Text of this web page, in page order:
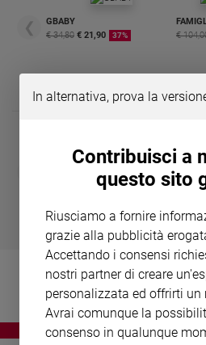
Chiesa
spiritualità
Società
e
❮
GBABY
€ 34,80 € 21,90 37%
€
LE GRANDI BASILICHE ITALIANE
- VOL DA 1 AL 5
€ 8,90
In alternativa, prova la
Contribuisci a
questo sito
Riusciamo a fornire
grazie alla pubblicità
Accettando i consensi
nostri partner di creare
personalizzata ed offrirti un
Avrai comunque la
consenso in qualunque